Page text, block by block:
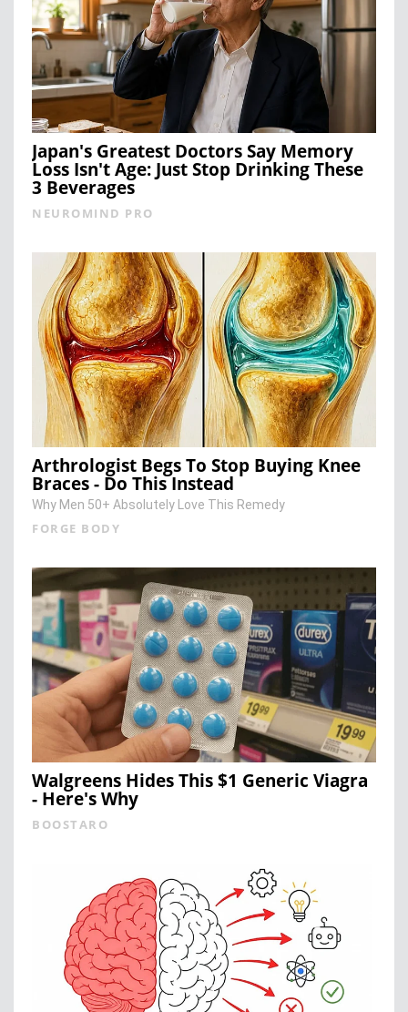
Japan's Greatest Doctors Say Memory
Loss Isn't Age: Just Stop Drinking These
3 Beverages
NEUROMIND PRO
Arthrologist Begs To Stop Buying Knee
Braces - Do This Instead
Why Men 50+ Absolutely Love This Remedy
FORGE BODY
Walgreens Hides This $1 Generic Viagra
- Here's Why
BOOSTARO